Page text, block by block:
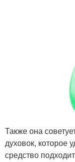
Также она
духовок, которое
средство